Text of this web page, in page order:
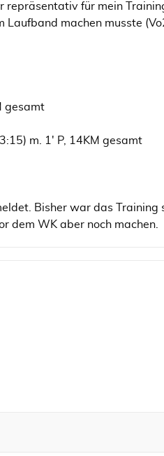
repräsentativ für mein
Laufband machen musste
gesamt
m. 1' P, 14KM gesamt
Bisher war das
dem WK aber noch machen.